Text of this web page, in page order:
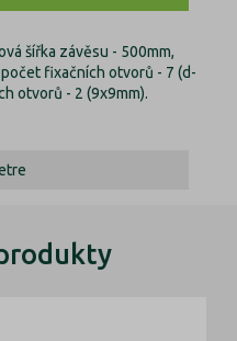
šířka závěsu - 500mm,
fixačních otvorů - 7 (d-
otvorů - 2 (9x9mm).